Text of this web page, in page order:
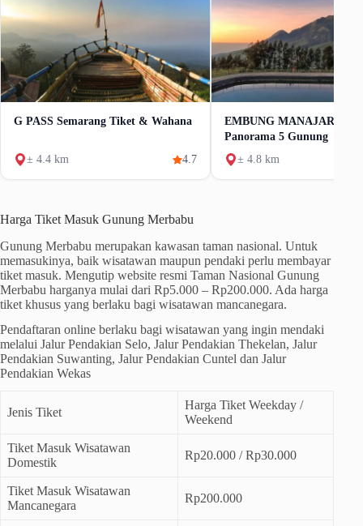
G PASS Semarang Tiket & Wahana
± 4.4 km 4.7
EMBUNG MANAJAR
Panorama 5 Gunung
± 4.8 km
Harga Tiket Masuk Gunung Merbabu
Gunung Merbabu merupakan kawasan taman nasional. Untuk
memasukinya, baik wisatawan maupun pendaki perlu membayar
tiket masuk. Mengutip website resmi Taman Nasional Gunung
Merbabu harganya mulai dari Rp5.000 – Rp200.000. Ada harga
tiket khusus yang berlaku bagi wisatawan mancanegara.
Pendaftaran online berlaku bagi wisatawan yang ingin mendaki
melalui Jalur Pendakian Selo, Jalur Pendakian Thekelan, Jalur
Pendakian Suwanting, Jalur Pendakian Cuntel dan Jalur
Pendakian Wekas
Jenis Tiket
Harga Tiket Weekday /
Weekend
Tiket Masuk Wisatawan
Domestik
Rp20.000 / Rp30.000
Tiket Masuk Wisatawan
Mancanegara
Rp200.000